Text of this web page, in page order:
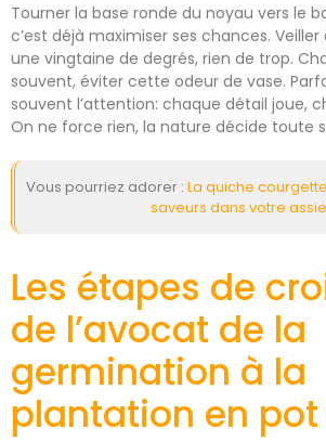
Tourner la base ronde du noyau vers le
c’est déjà maximiser ses chances.
une vingtaine de degrés, rien de trop.
souvent, éviter cette odeur de vase.
souvent l’attention: chaque détail joue,
On ne force rien, la nature décide toute
Vous pourriez adorer : La quiche
saveurs dans votre
Les étapes de
de l’avocat de la
germination à la
plantation en pot